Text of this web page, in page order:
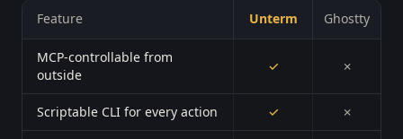
Feature Unterm Ghostty
MCP-controllable from
outside
✓ ✗
Scriptable CLI for every action ✓ ✗